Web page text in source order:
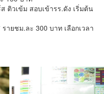
ติวเข้ม สอบเข้ารร.ดัง เริ่มต้น
ายชม.ละ 300 บาท เลือกเวลา